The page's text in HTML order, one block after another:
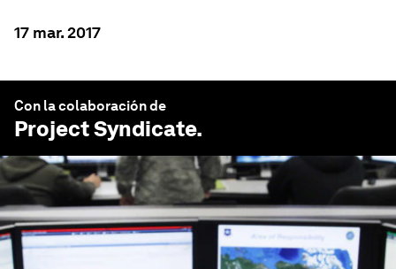
17 mar. 2017
Con la colaboración de
Project Syndicate.